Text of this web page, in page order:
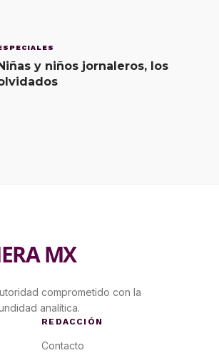
y niños jornaleros, los
MX
comprometido con la
analítica.
REDACCIÓN
Contacto